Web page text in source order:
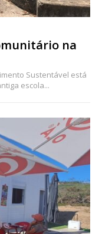
na
Sustentável está
escola...